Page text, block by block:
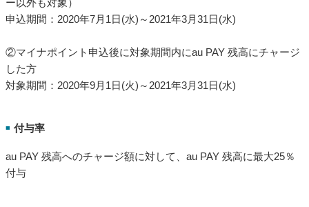
申込期間：2020年7月1日(水)～2021年3月31日(水)
②マイナポイント申込後に対象期間内にau PAY 残高にチャージ
した方
対象期間：2020年9月1日(火)～2021年3月31日(水)
■ 付与率
au PAY 残高へのチャージ額に対して、au PAY 残高に最大25％
付与